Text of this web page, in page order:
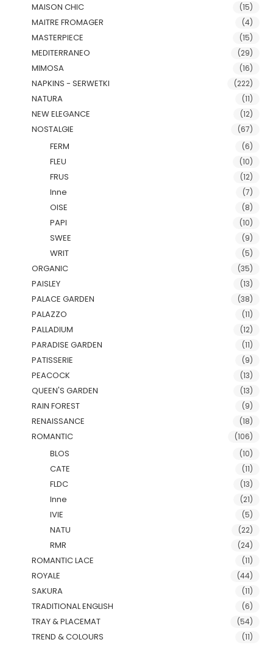
MAISON CHIC (15)
MAITRE FROMAGER (4)
MASTERPIECE (15)
MEDITERRANEO (29)
MIMOSA (16)
NAPKINS - SERWETKI (222)
NATURA (11)
NEW ELEGANCE (12)
NOSTALGIE (67)
FERM (6)
FLEU (10)
FRUS (12)
Inne (7)
OISE (8)
PAPI (10)
SWEE (9)
WRIT (5)
ORGANIC (35)
PAISLEY (13)
PALACE GARDEN (38)
PALAZZO (11)
PALLADIUM (12)
PARADISE GARDEN (11)
PATISSERIE (9)
PEACOCK (13)
QUEEN'S GARDEN (13)
RAIN FOREST (9)
RENAISSANCE (18)
ROMANTIC (106)
BLOS (10)
CATE (11)
FLDC (13)
Inne (21)
IVIE (5)
NATU (22)
RMR (24)
ROMANTIC LACE (11)
ROYALE (44)
SAKURA (11)
TRADITIONAL ENGLISH (6)
TRAY & PLACEMAT (54)
TREND & COLOURS (11)